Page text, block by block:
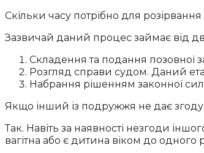
Скільки часу потрібно для
Зазвичай даний процес займає від
Складення та подання позовної
Розгляд справи судом. Даний
Набрання рішенням законної
Якщо інший із подружжя не дає
Так. Навіть за наявності незгоди
вагітна або є дитина віком до одного